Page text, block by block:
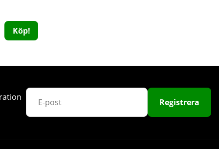
99 kr179 kr Köp!
Köp!
Registrera